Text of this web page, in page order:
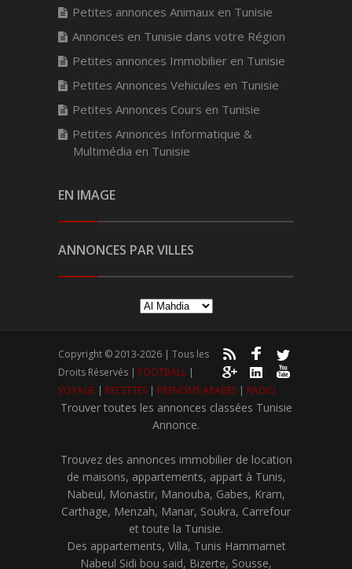
Petites annonces Animaux en Tunisie
Annonces en Tunisie dans votre Région
Petites annonces Immobilier en Tunisie
Petites Annonces Vehicules en Tunisie
Petites Annonces Cours en Tunisie
Petites Annonces Informatique &
Multimédia en Tunisie
EN IMAGE
ANNONCES PAR VILLES
Copyright © 2013-2026 | Tous les
Droits Réservés | FOOTBALL |
VOYAGE | RECETTES | PRENOMS ARABES | RADIO
Trouver toutes les annonces classées Tunisie
Annonce.
Trouvez des annonces immobilier de location
de maisons, appartements, appart à Tunis,
Nabeul, Monastir, Manouba, Gabes, Kram,
Carthage, Menzah, Manar, Soukra, Carrefour
et toute la Tunisie.
Des appartements, Villa, Tunis Hammamet
Nabeul Sidi bou said, Bizerte, Sousse,